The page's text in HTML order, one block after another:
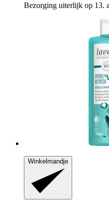
Bezorging uiterlijk op 13.
Winkelmandje